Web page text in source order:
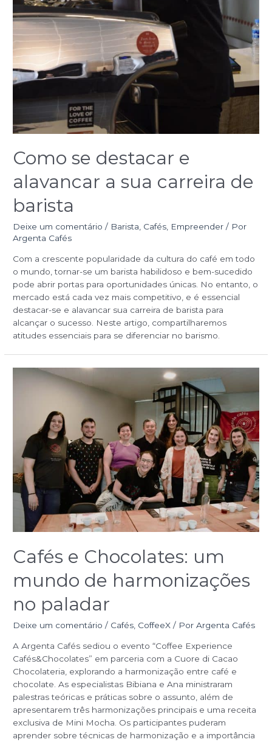
Como se destacar e
alavancar a sua carreira de
barista
Deixe um comentário / Barista Cafés Empreender / Por
Argenta Cafés
Com a crescente popularidade da cultura do café em todo
o mundo, tornar-se um barista habilidoso e bem-sucedido
pode abrir portas para oportunidades únicas. No entanto, o
mercado está cada vez mais competitivo, e é essencial
destacar-se e alavancar sua carreira de barista para
alcançar o sucesso. Neste artigo, compartilharemos
atitudes essenciais para se diferenciar no barismo.
Cafés e Chocolates: um
mundo de harmonizações
no paladar
Deixe um comentário / Cafés CoffeeX / PorArgenta Cafés
A Argenta Cafés sediou o evento “Coffee Experience
Cafés&Chocolates” em parceria com a Cuore di Cacao
Chocolateria, explorando a harmonização entre café e
chocolate. As especialistas Bibiana e Ana ministraram
palestras teóricas e práticas sobre o assunto, além de
apresentarem três harmonizações principais e uma receita
exclusiva de Mini Mocha. Os participantes puderam
aprender sobre técnicas de harmonização e a importância